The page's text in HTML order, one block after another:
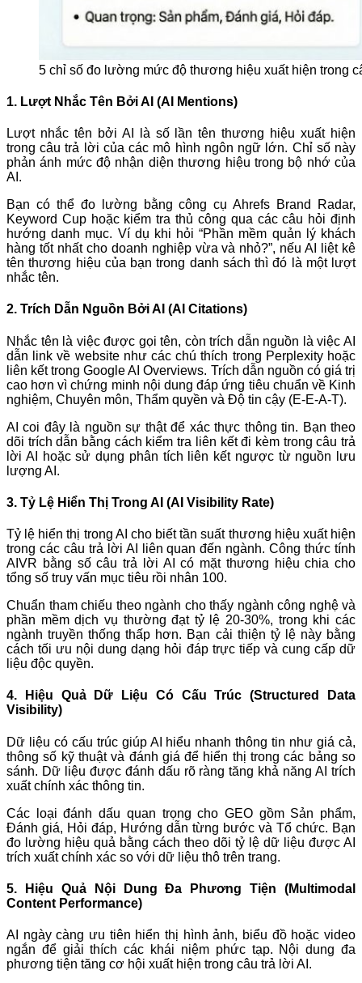
5 chỉ số đo lường mức độ thương hiệu xuất hiện trong
1. Lượt Nhắc Tên Bởi AI (AI Mentions)
Lượt nhắc tên bởi AI là số lần tên thương hiệu xuất hiện
trong câu trả lời của các mô hình ngôn ngữ lớn. Chỉ số này
phản ánh mức độ nhận diện thương hiệu trong bộ nhớ của
AI.
Bạn có thể đo lường bằng công cụ Ahrefs Brand Radar,
Keyword Cup hoặc kiểm tra thủ công qua các câu hỏi định
hướng danh mục. Ví dụ khi hỏi “Phần mềm quản lý khách
hàng tốt nhất cho doanh nghiệp vừa và nhỏ?”, nếu AI liệt kê
tên thương hiệu của bạn trong danh sách thì đó là một lượt
nhắc tên.
2. Trích Dẫn Nguồn Bởi AI (AI Citations)
Nhắc tên là việc được gọi tên, còn trích dẫn nguồn là việc AI
dẫn link về website như các chú thích trong Perplexity hoặc
liên kết trong Google AI Overviews. Trích dẫn nguồn có giá trị
cao hơn vì chứng minh nội dung đáp ứng tiêu chuẩn về Kinh
nghiệm, Chuyên môn, Thẩm quyền và Độ tin cậy (E-E-A-T).
AI coi đây là nguồn sự thật để xác thực thông tin. Bạn theo
dõi trích dẫn bằng cách kiểm tra liên kết đi kèm trong câu trả
lời AI hoặc sử dụng phân tích liên kết ngược từ nguồn lưu
lượng AI.
3. Tỷ Lệ Hiển Thị Trong AI (AI Visibility Rate)
Tỷ lệ hiển thị trong AI cho biết tần suất thương hiệu xuất hiện
trong các câu trả lời AI liên quan đến ngành. Công thức tính
AIVR bằng số câu trả lời AI có mặt thương hiệu chia cho
tổng số truy vấn mục tiêu rồi nhân 100.
Chuẩn tham chiếu theo ngành cho thấy ngành công nghệ và
phần mềm dịch vụ thường đạt tỷ lệ 20-30%, trong khi các
ngành truyền thống thấp hơn. Bạn cải thiện tỷ lệ này bằng
cách tối ưu nội dung dạng hỏi đáp trực tiếp và cung cấp dữ
liệu độc quyền.
4. Hiệu Quả Dữ Liệu Có Cấu Trúc (Structured Data
Visibility)
Dữ liệu có cấu trúc giúp AI hiểu nhanh thông tin như giá cả,
thông số kỹ thuật và đánh giá để hiển thị trong các bảng so
sánh. Dữ liệu được đánh dấu rõ ràng tăng khả năng AI trích
xuất chính xác thông tin.
Các loại đánh dấu quan trọng cho GEO gồm Sản phẩm,
Đánh giá, Hỏi đáp, Hướng dẫn từng bước và Tổ chức. Bạn
đo lường hiệu quả bằng cách theo dõi tỷ lệ dữ liệu được AI
trích xuất chính xác so với dữ liệu thô trên trang.
5. Hiệu Quả Nội Dung Đa Phương Tiện (Multimodal
Content Performance)
AI ngày càng ưu tiên hiển thị hình ảnh, biểu đồ hoặc video
ngắn để giải thích các khái niệm phức tạp. Nội dung đa
phương tiện tăng cơ hội xuất hiện trong câu trả lời AI.